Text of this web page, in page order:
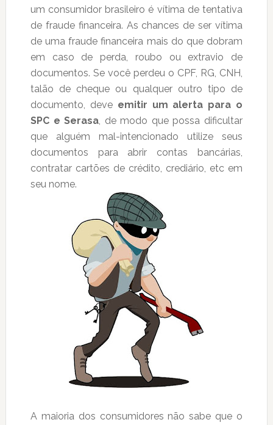
um consumidor brasileiro é vítima de tentativa
de fraude financeira. As chances de ser vítima
de uma fraude financeira mais do que dobram
em caso de perda, roubo ou extravio de
documentos. Se você perdeu o CPF, RG, CNH,
talão de cheque ou qualquer outro tipo de
documento, deve emitir um alerta para o
SPC e Serasa, de modo que possa dificultar
que alguém mal-intencionado utilize seus
documentos para abrir contas bancárias,
contratar cartões de crédito, crediário, etc em
seu nome.
A maioria dos consumidores não sabe que o